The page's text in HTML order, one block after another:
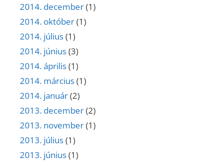
2014. december(1)
2014. október(1)
2014. július(1)
2014. június(3)
2014. április(1)
2014. március(1)
2014. január(2)
2013. december(2)
2013. november(1)
2013. július(1)
2013. június(1)